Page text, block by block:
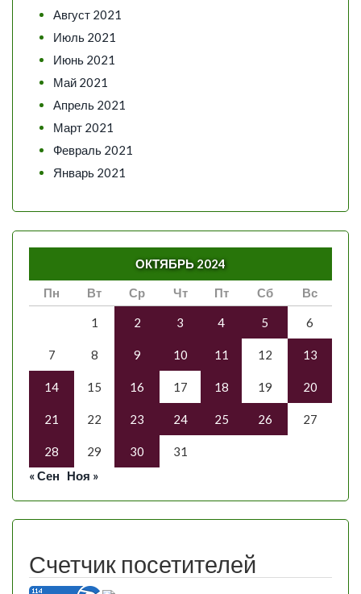
Август 2021
Июль 2021
Июнь 2021
Май 2021
Апрель 2021
Март 2021
Февраль 2021
Январь 2021
ОКТЯБРЬ 2024
Пн
Вт Ср Чт Пт Сб Вс
1 2 3 4 5 6
7 8 9 10 11 12 13
14 15 16 17 18 19 20
21 22 23 24 25 26 27
28 29 30
31
« Сен
Ноя »
Счетчик посетителей